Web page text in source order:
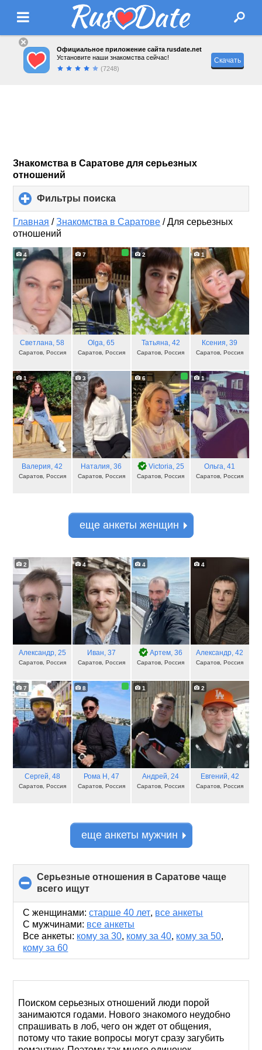
Официальное приложение сайта rusdate.net
Установите наши знакомства сейчас!
(7248)
Скачать
Знакомства в Саратове для серьезных
отношений
Фильтры поиска
to
expand
Главная /Знакомства в Саратове /Для серьезных
отношений
4
Светлана, 58
Саратов, Россия
7
Olga, 65
Саратов, Россия
2
Татьяна, 42
Саратов, Россия
1
Ксения, 39
Саратов, Россия
1
Валерия, 42
Саратов, Россия
3
Наталия, 36
Саратов, Россия
6
Victoria, 25
Саратов, Россия
1
Ольга, 41
Саратов, Россия
еще анкеты женщин
2
Александр, 25
Саратов, Россия
4
Иван, 37
Саратов, Россия
4
Артем, 36
Саратов, Россия
4
Александр, 42
Саратов, Россия
7
Сергей, 48
Саратов, Россия
8
Рома Н , 47
Саратов, Россия
1
Андрей, 24
Саратов, Россия
2
Евгений, 42
Саратов, Россия
еще анкеты мужчин
Серьезные отношения в Саратове чаще
всего ищут
to
collapse
contents
С женщинами: старше 40 лет, все анкеты
С мужчинами: все анкеты
Все анкеты: кому за 30, кому за 40, кому за 50,
кому за 60
Поиском серьезных отношений люди порой
занимаются годами. Нового знакомого неудобно
спрашивать в лоб, чего он ждет от общения,
потому что такие вопросы могут сразу загубить